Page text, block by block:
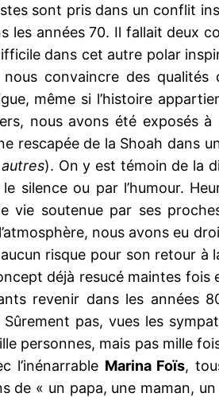
sont pris dans un conflit
les années 70. Il fallait deux
dans cet autre polar
convaincre des
même si l’histoire
nous avons été exposés
rescapée de la Shoah dans
). On y est témoin de la
silence ou par l’humour.
vie soutenue par ses
nous avons eu
risque pour son retour
déjà resucé maintes
revenir dans les années
pas, vues les
personnes, mais pas mille
l’inénarrable Marina Foïs,
de « un papa, une maman,